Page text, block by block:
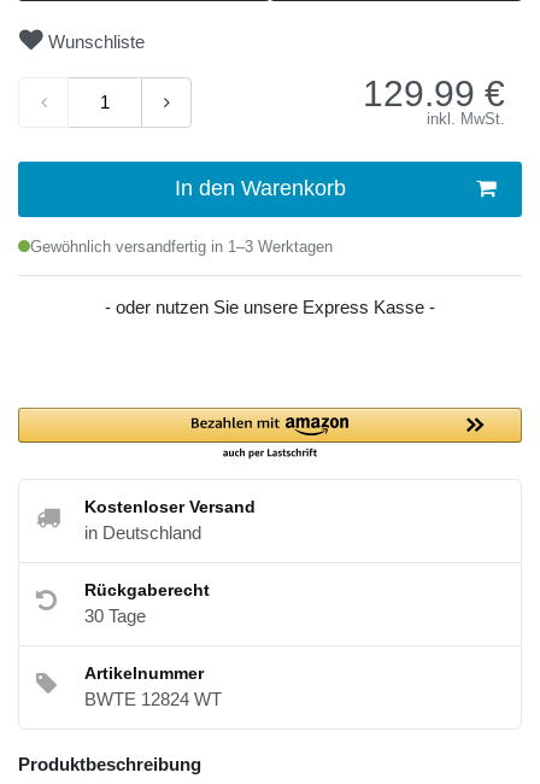
Wunschliste
129.99 €
inkl. MwSt.
In den Warenkorb
Gewöhnlich versandfertig in 1–3 Werktagen
- oder nutzen Sie unsere Express Kasse -
Kostenloser Versand
in Deutschland
Rückgaberecht
30 Tage
Artikelnummer
BWTE 12824 WT
Produktbeschreibung